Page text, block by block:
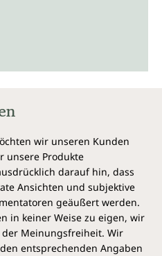
wir unseren Kunden
unsere Produkte
darauf hin, dass
Ansichten und subjektive
geäußert werden.
in keiner Weise zu eigen, wir
Meinungsfreiheit. Wir
entsprechenden Angaben